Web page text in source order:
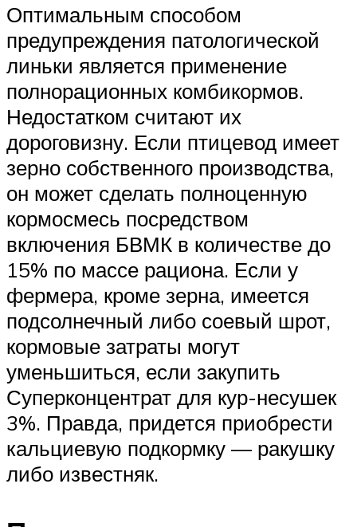
Оптимальным способом
предупреждения патологической
линьки является применение
полнорационных комбикормов.
Недостатком считают их
дороговизну. Если птицевод имеет
зерно собственного производства,
он может сделать полноценную
кормосмесь посредством
включения БВМК в количестве до
15% по массе рациона. Если у
фермера, кроме зерна, имеется
подсолнечный либо соевый шрот,
кормовые затраты могут
уменьшиться, если закупить
Суперконцентрат для кур-несушек
3%. Правда, придется приобрести
кальциевую подкормку — ракушку
либо известняк.